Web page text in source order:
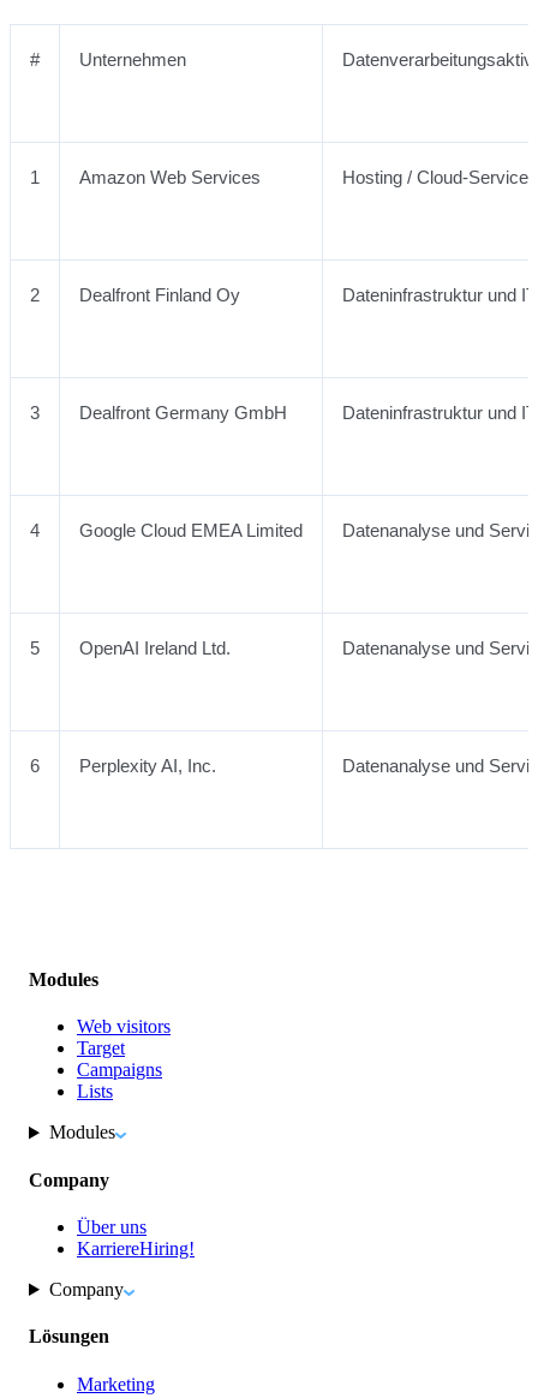
# Unternehmen
1 Amazon Web Services Hosting / Cloud-
2 Dealfront Finland Oy Dateninfrastruktur und
3 Dealfront Germany GmbH Dateninfrastruktur und
4 Google Cloud EMEA Limited Datenanalyse und
5 OpenAI Ireland Ltd. Datenanalyse und
6 Perplexity AI, Inc. Datenanalyse und
Modules
Web visitors
Target
Campaigns
Lists
Modules
Company
Über uns
KarriereHiring!
Company
Lösungen
Marketing